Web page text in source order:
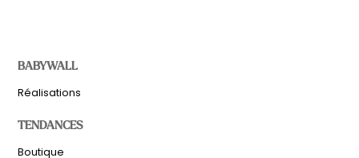
BABYWALL
Réalisations
TENDANCES
Boutique